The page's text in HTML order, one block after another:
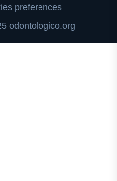
preferences
odontologico.org